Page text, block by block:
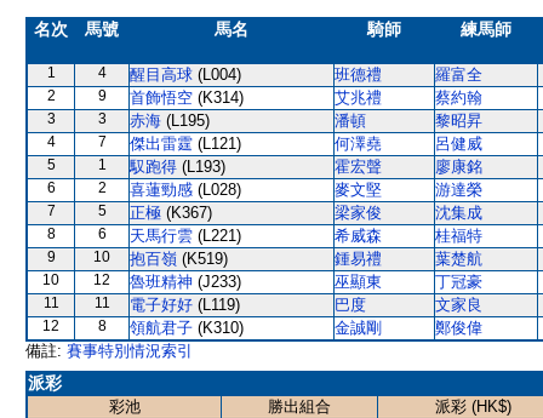
名次 馬號 馬名 騎師 練馬師
1 4 醒目高球 (L004) 班德禮 羅富全
2 9 首飾悟空 (K314) 艾兆禮 蔡約翰
3 3 赤海 (L195) 潘頓 黎昭昇
4 7 傑出雷霆 (L121) 何澤堯 呂健威
5 1 馭跑得 (L193) 霍宏聲 廖康銘
6 2 喜蓮勁感 (L028) 麥文堅 游達榮
7 5 正極 (K367) 梁家俊 沈集成
8 6 天馬行雲 (L221) 希威森 桂福特
9 10 抱百嶺 (K519) 鍾易禮 葉楚航
10 12 魯班精神 (J233) 巫顯東 丁冠豪
11 11 電子好好 (L119) 巴度 文家良
12 8 領航君子 (K310) 金誠剛
鄭俊偉
備註: 賽事特別情況索引
派彩
彩池 勝出組合
派彩 (HK$)